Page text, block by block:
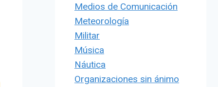
Medios de Comunicación
Meteorología
Militar
Música
Náutica
Organizaciones sin ánimo